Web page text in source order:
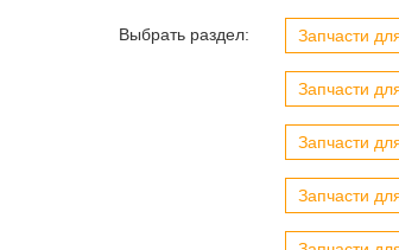
Выбрать раздел: Запчасти
Запчасти
Запчасти
Запчасти